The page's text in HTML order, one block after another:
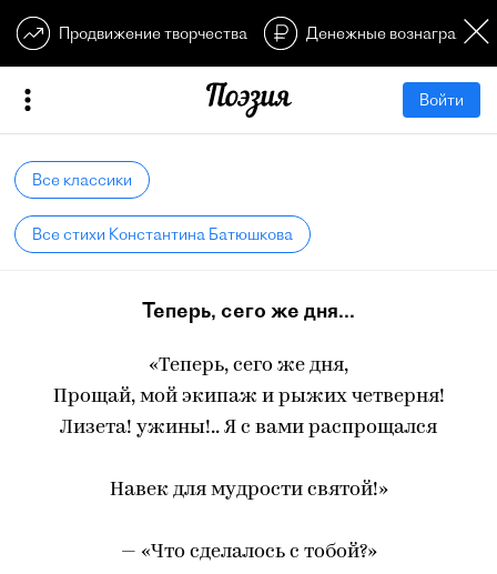
Продвижение творчества Денежные
Войти
Все классики
Все стихи Константина Батюшкова
Теперь, сего же дня...
«Теперь, сего же дня,
Прощай, мой экипаж и рыжих четверня!
Лизета! ужины!.. Я с вами распрощался
Навек для мудрости святой!»
— «Что сделалось с тобой?»